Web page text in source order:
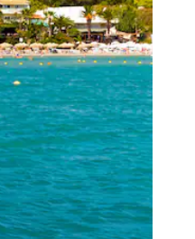
au kutelezesha kidole